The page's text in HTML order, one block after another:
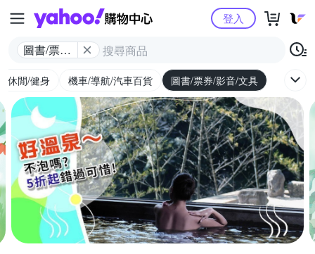
Yahoo購物中心
圖書/票券/
登入
/休閒/健身 機車/導航/汽車百貨 圖書/票券/影音/文具